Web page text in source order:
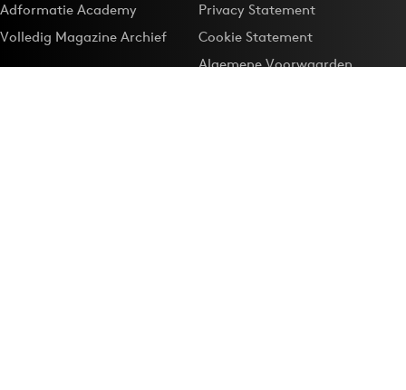
Adformatie Academy
Volledig Magazine Archief
Privacy Statement
Cookie Statement
Algemene Voorwaarden